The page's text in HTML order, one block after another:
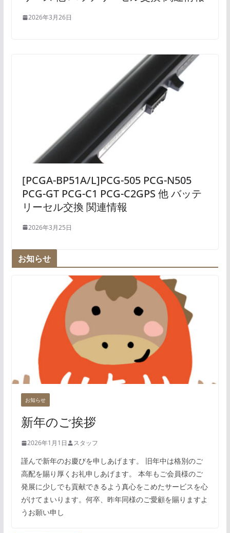
2026年3月26日
[PCGA-BP51A/L]PCG-505 PCG-N505
PCG-GT PCG-C1 PCG-C2GPS 他 バッテ
リーセル交換 関連情報
2026年3月25日
お知らせ
お知らせ
新年のご挨拶
2026年1月1日 スタッフ
謹んで新年のお慶びを申しあげます。 旧年中は格別のご
高配を賜り厚くお礼申しあげます。 本年もご会員様のご
発展に少しでも貢献できるよう真心をこめたサービスを心
がけてまいります。何卒、昨年同様のご愛顧を賜りますよ
うお願い申し